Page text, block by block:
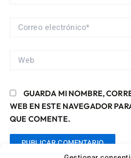
CORREO
WEB
GUARDA MI NOMBRE,
WEB EN ESTE NAVEGADOR
QUE COMENTE.